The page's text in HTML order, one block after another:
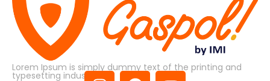
Lorem Ipsum is simply dummy text of the printing and
typesetting industry.